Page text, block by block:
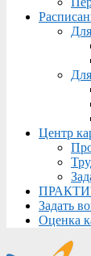
Центр
Задать
Оценка